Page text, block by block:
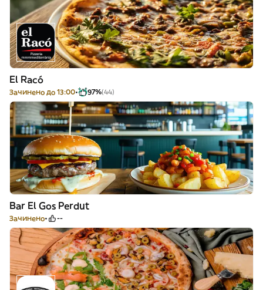
El Racó
Зачинено до 13:00 97%(44)
Bar El Gos Perdut
Зачинено --